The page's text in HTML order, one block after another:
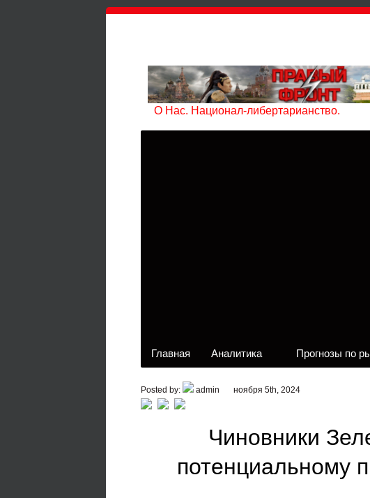
О Нас. Национал-либертарианство.
Главная Аналитика Прогнозы по
Posted by: admin ноября 5th, 2024
Чиновники
потенциальному